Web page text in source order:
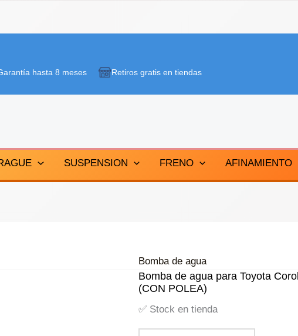
hasta 8 meses Retiros gratis en tiendas
SUSPENSION FRENO AFINAMIENTO
Bomba de agua
Bomba de agua para Toyota
(CON POLEA)
✅ Stock en tienda